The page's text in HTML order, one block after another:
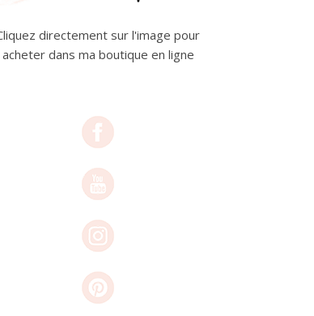
directement sur l'image pour
acheter dans ma boutique en ligne